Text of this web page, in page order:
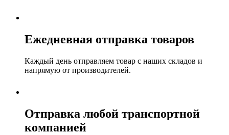
Ежедневная отправка товаров
Каждый день отправляем товар с наших складов и
напрямую от производителей.
Отправка любой транспортной
компанией